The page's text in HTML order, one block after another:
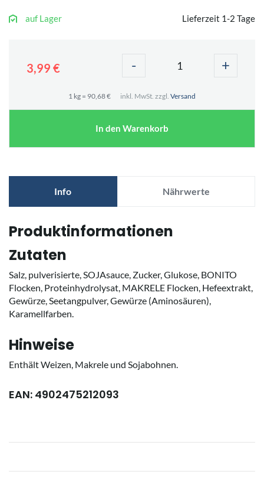
auf Lager Lieferzeit 1-2 Tage
3,99 € - +
1 kg = 90,68 € inkl. MwSt. zzgl. Versand
In den Warenkorb
Info Nährwerte
Produktinformationen
Zutaten
Salz, pulverisierte, SOJAsauce, Zucker, Glukose, BONITO
Flocken, Proteinhydrolysat, MAKRELE Flocken, Hefeextrakt,
Gewürze, Seetangpulver, Gewürze (Aminosäuren),
Karamellfarben.
Hinweise
Enthält Weizen, Makrele und Sojabohnen.
EAN: 4902475212093